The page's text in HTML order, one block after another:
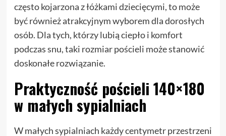
często kojarzona z łóżkami dziecięcymi, to może
być również atrakcyjnym wyborem dla dorosłych
osób. Dla tych, którzy lubią ciepło i komfort
podczas snu, taki rozmiar pościeli może stanowić
doskonałe rozwiązanie.
Praktyczność pościeli 140×180
w małych sypialniach
W małych sypialniach każdy centymetr przestrzeni